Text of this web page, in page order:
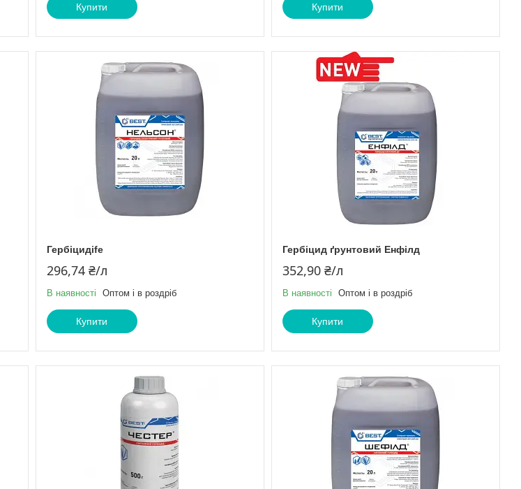
Купити Купити
Гербіцидife
296,74 ₴/л
В наявності Оптом і в роздріб
Купити
Гербіцид ґрунтовий Енфілд
352,90 ₴/л
В наявності Оптом і в роздріб
Купити